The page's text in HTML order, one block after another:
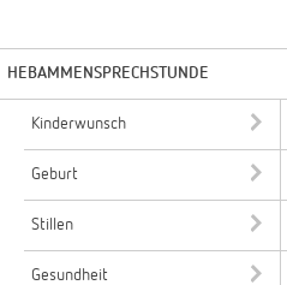
HEBAMMENSPRECHSTUNDE
Kinderwunsch
Geburt
Stillen
Gesundheit